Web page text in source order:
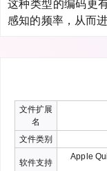
这种类型的编码更
感知的频率，从而
文件扩展
名
文件类别
软件支持
Apple